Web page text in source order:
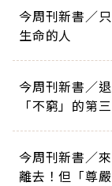
今周刊新書／
生命的人
今周刊新書／
「不窮」的第
今周刊新書／
離去！但「尊